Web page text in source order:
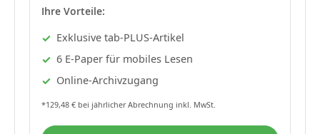
Ihre Vorteile:
Exklusive tab-PLUS-Artikel
6 E-Paper für mobiles Lesen
Online-Archivzugang
*129,48 € bei jährlicher Abrechnung inkl. MwSt.